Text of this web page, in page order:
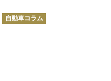
カ
テ
自動車コラム